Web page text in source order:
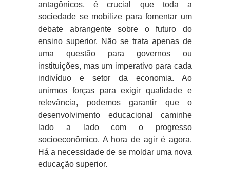
antagônicos, é crucial que toda a
sociedade se mobilize para fomentar um
debate abrangente sobre o futuro do
ensino superior. Não se trata apenas de
uma questão para governos ou
instituições, mas um imperativo para cada
indivíduo e setor da economia. Ao
unirmos forças para exigir qualidade e
relevância, podemos garantir que o
desenvolvimento educacional caminhe
lado a lado com o progresso
socioeconômico. A hora de agir é agora.
Há a necessidade de se moldar uma nova
educação superior.